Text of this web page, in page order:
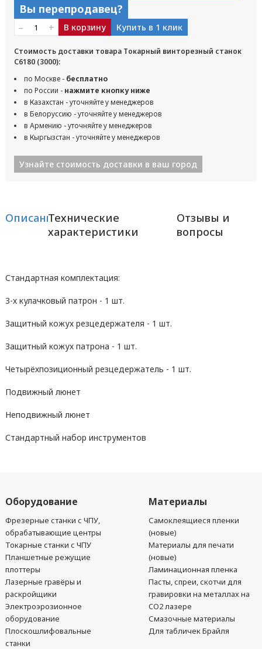
Вы перепродавец?
– + В корзину Купить в 1 клик
Стоимость доставки товара Токарный винторезный станок
С6180 (3000):
по Москве - бесплатно
по России - нажмите кнопку ниже
в Казахстан - уточняйте у менеджеров
в Белоруссию - уточняйте у менеджеров
в Армению - уточняйте у менеджеров
в Кыргызстан - уточняйте у менеджеров
Узнайте стоимость доставки в ваш город
ОписаниеТехнические
характеристики
Отзывы и
вопросы
Стандартная комплектация:
3-х кулачковый патрон - 1 шт.
Защитный кожух резцедержателя - 1 шт.
Защитный кожух патрона - 1 шт.
Четырёхпозиционный резцедержатель - 1 шт.
Подвижный люнет
Неподвижный люнет
Стандартный набор инструментов
Оборудование
Фрезерные станки с ЧПУ,
обрабатывающие центры
Токарные станки с ЧПУ
Планшетные режущие
плоттеры
Лазерные гравёры и
раскройщики
Электроэрозионное
оборудование
Плоскошлифовальные
станки
Материалы
Самоклеящиеся пленки
(новые)
Материалы для печати
(новые)
Ламинационная пленка
Пасты, спреи, скотчи для
гравировки на металлах на
CO2 лазере
Смазочные материалы
Для табличек Брайля